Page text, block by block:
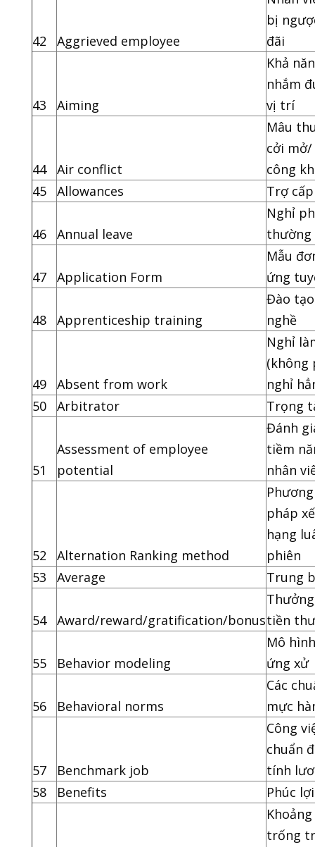
42 Aggrieved employee
bị
đãi
43 Aiming
Khả
nhắm
vị trí
44 Air conflict
Mâu
cởi mở/
công
45
Allowances Trợ cấp
46 Annual leave
Nghỉ
thường
47 Application Form
Mẫu
ứng
48 Apprenticeship training
Đào
nghề
49 Absent from work
Nghỉ
(không
nghỉ
50
Arbitrator Trọng
51
Assessment of employee
potential
Đánh
tiềm
nhân
52 Alternation Ranking method
Phương
pháp
hạng
phiên
53
Average Trung
54 Award/reward/gratification/bonustiền
55 Behavior modeling
Mô hình
ứng xử
56 Behavioral norms
Các
mực
57 Benchmark job
Công
chuẩn
tính
58
Benefits Phúc lợi
Khoảng
trống